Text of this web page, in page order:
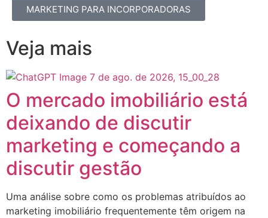
MARKETING PARA INCORPORADORAS
Veja mais
O mercado imobiliário está
deixando de discutir
marketing e começando a
discutir gestão
Uma análise sobre como os problemas atribuídos ao
marketing imobiliário frequentemente têm origem na